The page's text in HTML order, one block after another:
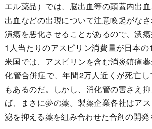
エル薬品）では、脳出血等の頭蓋内出
出血などの出現について注意喚起がな
潰瘍を悪化させることがあるので、潰瘍
1人当たりのアスピリン消費量が日本の
米国では、アスピリンを含む消炎鎮痛
化管合併症で、年間2万人近くが死亡
もあるのだ。しかし、消化管の害さえ
ば、まさに夢の薬。製薬企業各社はア
泌を抑える薬を組み合わせた合剤の開発